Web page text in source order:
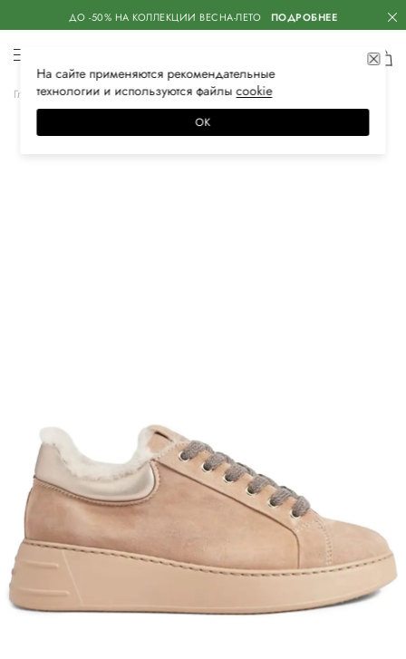
ДО -50% НА КОЛЛЕКЦИИ ВЕСНА-ЛЕТО ПОДРОБНЕЕ
Главная Женская Обувь Кеды
На сайте применяются рекомендательные
технологии и используются файлысооkiе
ОК